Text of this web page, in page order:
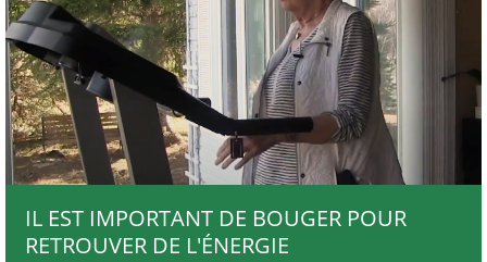
IL EST IMPORTANT DE BOUGER POUR
RETROUVER DE L'ÉNERGIE